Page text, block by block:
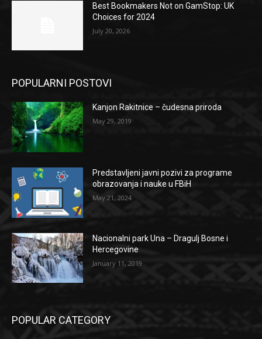
Best Bookmakers Not on GamStop: UK
Choices for 2024
July 20, 2026
POPULARNI POSTOVI
Kanjon Rakitnice – čudesna priroda
May 29, 2019
Predstavljeni javni pozivi za programe
obrazovanja i nauke u FBiH
May 21, 2024
Nacionalni park Una – Dragulj Bosne i
Hercegovine
January 11, 2019
POPULAR CATEGORY